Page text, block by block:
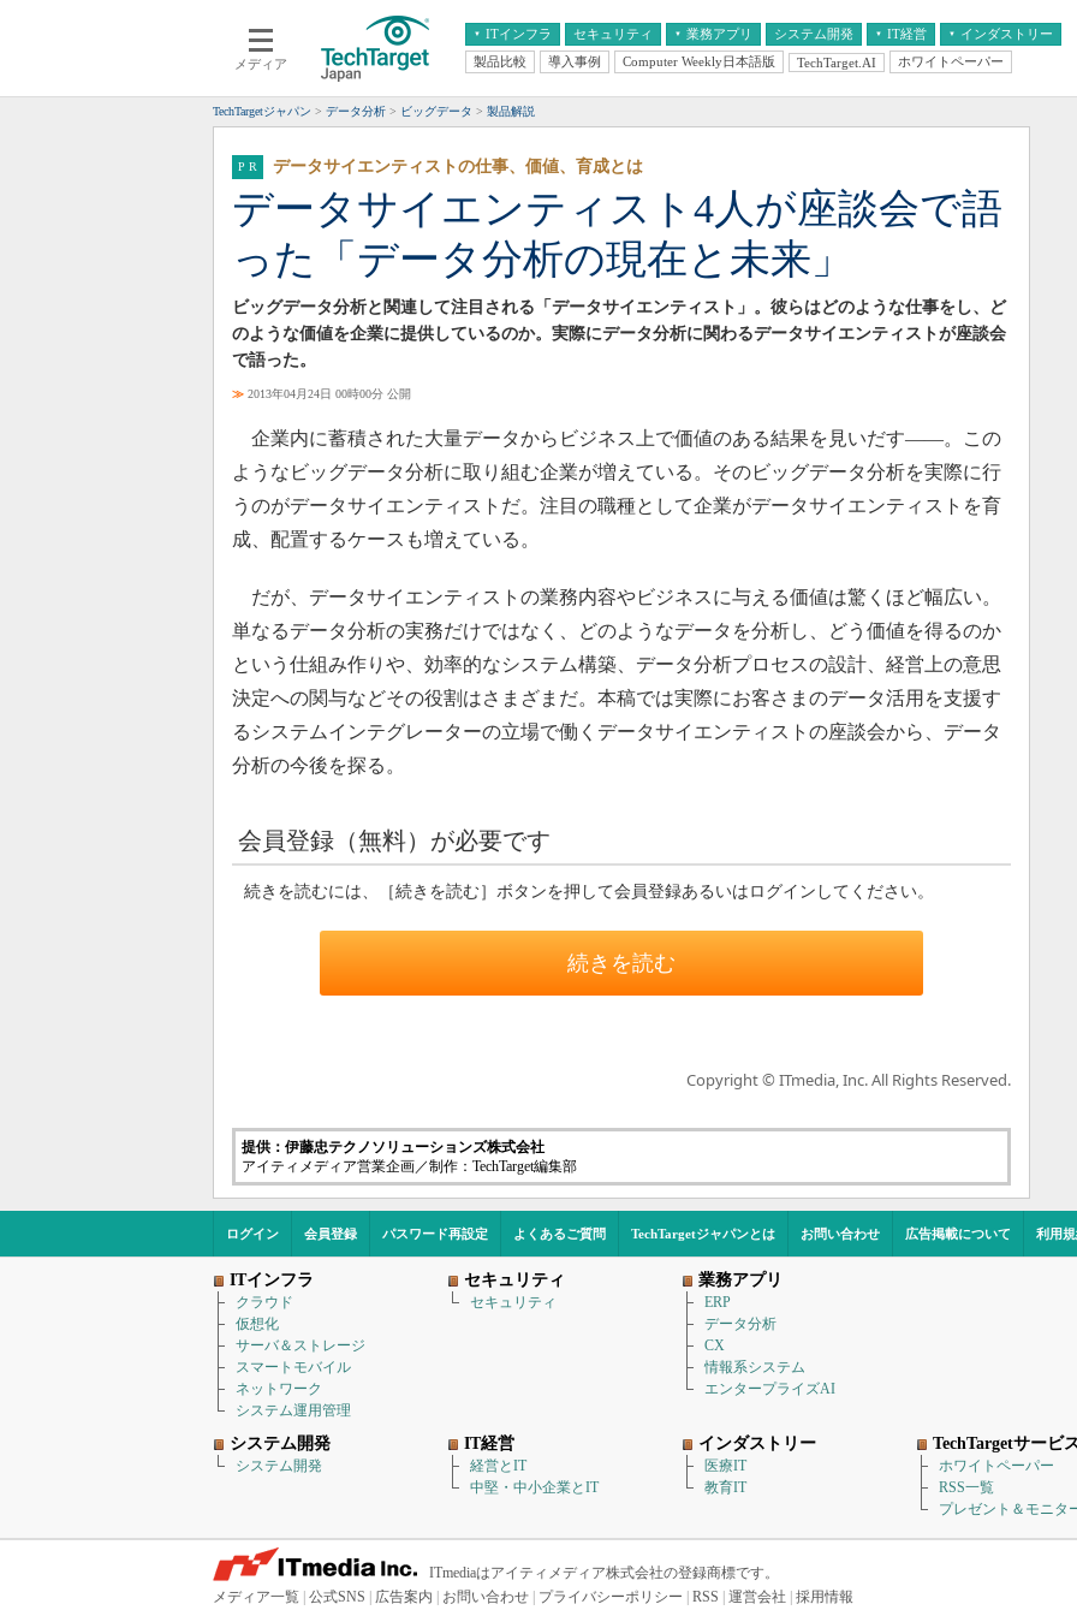
メディア
ITインフラ
クラウド
スマートモバイル
ネットワーク
システム運用管理
セキュリティ 業務アプリ
エンタープライズAI
ERP
CX
情報系システム
システム開発 IT経営
経営とIT
インダストリー
医療IT
製品比較 導入事例 Computer Weekly日本語版 TechTarget.AI ホワイトペーパー
TechTargetジャパン データ分析 ビッグデータ 製品解説
データサイエンティスト4人が座談会で語
った「データ分析の現在と未来」
データサイエンティストの仕事、価値、育成とは
ビッグデータ分析と関連して注目される「データサイエンティスト」。彼らはどのような仕事をし、ど
のような価値を企業に提供しているのか。実際にデータ分析に関わるデータサイエンティストが座談会
で語った。
≫ 2013年04月24日 00時00分 公開
企業内に蓄積された大量データからビジネス上で価値のある結果を見いだす――。この
ようなビッグデータ分析に取り組む企業が増えている。そのビッグデータ分析を実際に行
うのがデータサイエンティストだ。注目の職種として企業がデータサイエンティストを育
成、配置するケースも増えている。
だが、データサイエンティストの業務内容やビジネスに与える価値は驚くほど幅広い。
単なるデータ分析の実務だけではなく、どのようなデータを分析し、どう価値を得るのか
という仕組み作りや、効率的なシステム構築、データ分析プロセスの設計、経営上の意思
決定への関与などその役割はさまざまだ。本稿では実際にお客さまのデータ活用を支援す
るシステムインテグレーターの立場で働くデータサイエンティストの座談会から、データ
分析の今後を探る。
会員登録（無料）が必要です
続きを読むには、［続きを読む］ボタンを押して会員登録あるいはログインしてください。
続きを読む
Copyright © ITmedia, Inc. All Rights Reserved.
提供：伊藤忠テクノソリューションズ株式会社
アイティメディア営業企画／制作：TechTarget編集部
ログイン 会員登録 パスワード再設定 よくあるご質問 TechTargetジャパンとは お問い合わせ 広告掲載について 利用
ITインフラ
クラウド
仮想化
サーバ＆ストレージ
スマートモバイル
ネットワーク
システム運用管理
セキュリティ
セキュリティ
業務アプリ
ERP
データ分析
CX
情報系システム
エンタープライズAI
システム開発
システム開発
IT経営
経営とIT
中堅・中小企業とIT
インダストリー
医療IT
教育IT
TechTargetサービ
ホワイトペーパー
RSS一覧
プレゼント＆モニタ
ITmediaはアイティメディア株式会社の登録商標です。
メディア一覧 公式SNS 広告案内 お問い合わせ プライバシーポリシー RSS 運営会社 採用情報